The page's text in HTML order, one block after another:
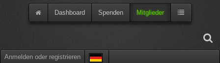
Anmelden oder registrieren
Dashboard Spenden Mitglieder